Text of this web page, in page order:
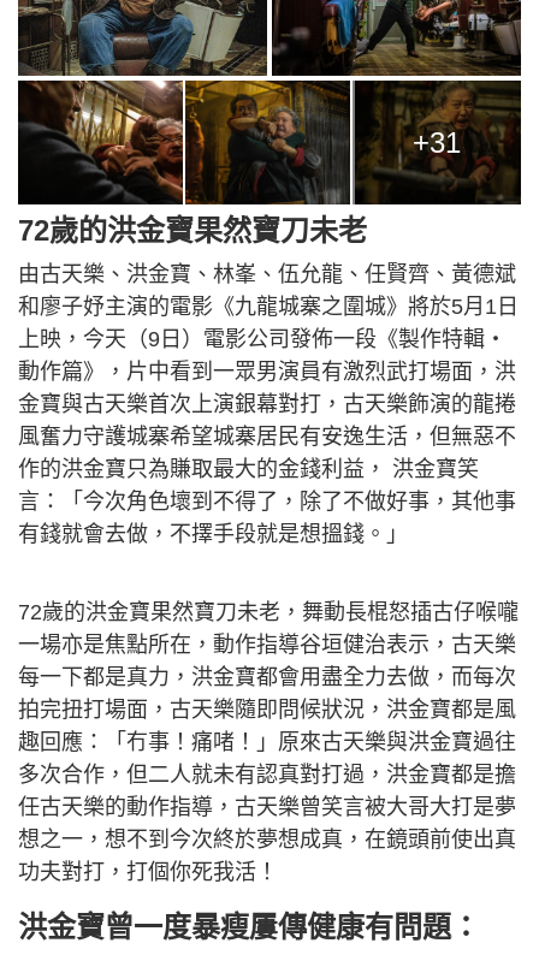
+31
72歲的洪金寶果然寶刀未老
由古天樂、洪金寶、林峯、伍允龍、任賢齊、黃德斌
和廖子妤主演的電影《九龍城寨之圍城》將於5月1日
上映，今天（9日）電影公司發佈一段《製作特輯‧
動作篇》，片中看到一眾男演員有激烈武打場面，洪
金寶與古天樂首次上演銀幕對打，古天樂飾演的龍捲
風奮力守護城寨希望城寨居民有安逸生活，但無惡不
作的洪金寶只為賺取最大的金錢利益， 洪金寶笑
言：「今次角色壞到不得了，除了不做好事，其他事
有錢就會去做，不擇手段就是想搵錢。」
72歲的洪金寶果然寶刀未老，舞動長棍怒插古仔喉嚨
一場亦是焦點所在，動作指導谷垣健治表示，古天樂
每一下都是真力，洪金寶都會用盡全力去做，而每次
拍完扭打場面，古天樂隨即問候狀況，洪金寶都是風
趣回應：「冇事！痛啫！」原來古天樂與洪金寶過往
多次合作，但二人就未有認真對打過，洪金寶都是擔
任古天樂的動作指導，古天樂曾笑言被大哥大打是夢
想之一，想不到今次終於夢想成真，在鏡頭前使出真
功夫對打，打個你死我活！
洪金寶曾一度暴瘦屢傳健康有問題：